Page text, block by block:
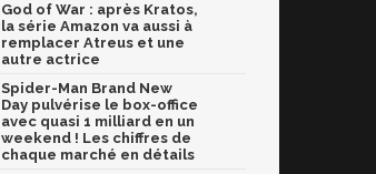
God of War : après Kratos,
la série Amazon va aussi à
remplacer Atreus et une
autre actrice
Spider-Man Brand New
Day pulvérise le box-office
avec quasi 1 milliard en un
weekend ! Les chiffres de
chaque marché en détails